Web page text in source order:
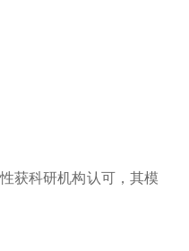
性获科研机构认可‌， 其模